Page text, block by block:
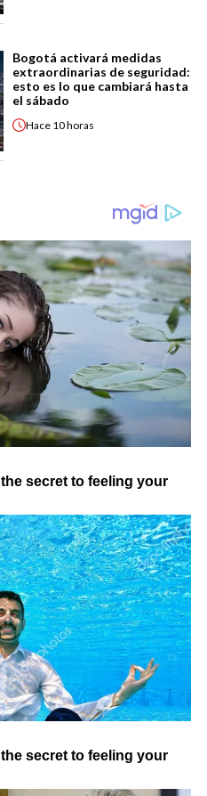
Bogotá activará medidas
extraordinarias de seguridad:
esto es lo que cambiará hasta
el sábado
Hace 10 horas